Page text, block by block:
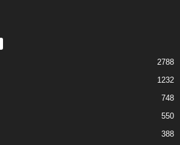
2788
1232
748
550
388